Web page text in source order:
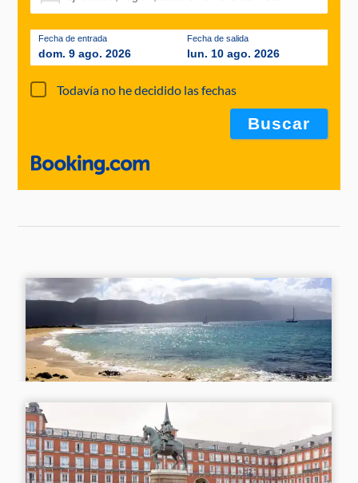
Fecha de entrada
dom. 9 ago. 2026
Fecha de salida
lun. 10 ago. 2026
Todavía no he decidido las fechas